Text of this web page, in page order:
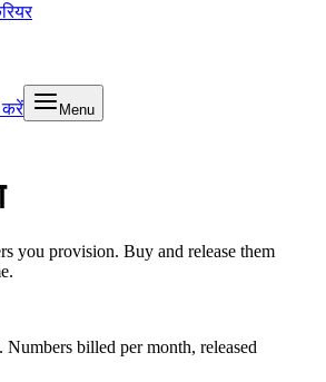
करें Menu
you provision. Buy and release them
billed per month, released